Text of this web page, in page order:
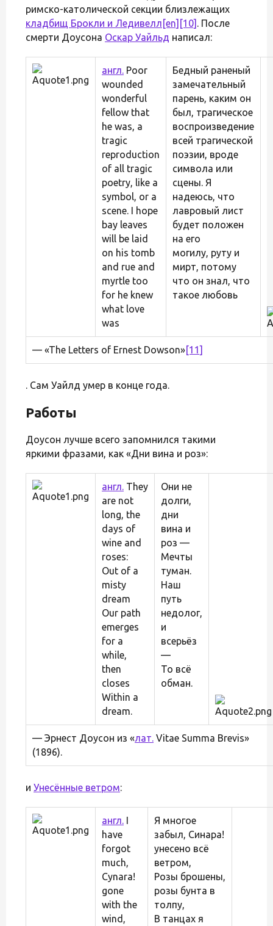
римско-католической секции близлежащих
кладбищ Брокли и Ледивелл [en] [10] . После
смерти Доусона Оскар Уайльд написал:
англ. Poor
wounded
wonderful
fellow that
he was, a
tragic
reproduction
of all tragic
poetry, like a
symbol, or a
scene. I hope
bay leaves
will be laid
on his tomb
and rue and
myrtle too
for he knew
what love
was
Бедный раненый
замечательный
парень, каким он
был, трагическое
воспроизведение
всей трагической
поэзии, вроде
символа или
сцены. Я
надеюсь, что
лавровый лист
будет положен
на его
могилу, руту и
мирт, потому
что он знал, что
такое любовь
— «The Letters of Ernest Dowson»[11]
. Сам Уайлд умер в конце года.
Работы
Доусон лучше всего запомнился такими
яркими фразами, как «Дни вина и роз»:
англ. They
are not
long, the
days of
wine and
roses:
Out of a
misty
dream
Our path
emerges
for a
while,
then
closes
Within a
dream.
Они не
долги,
дни
вина и
роз —
Мечты
туман.
Наш
путь
недолог,
и
всерьёз
—
То всё
обман.
— Эрнест Доусон из «лат. Vitae Summa Brevis»
(1896).
и Унесённые ветром:
англ. I
have
forgot
much,
Cynara!
gone
with the
wind,
Я многое
забыл, Синара!
унесено всё
ветром,
Розы брошены,
розы бунта в
толпу,
В танцах я